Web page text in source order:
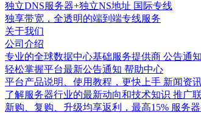
独立DNS服务器+独立NS地址 国际专线
独享带宽，全透明的端到端专线服务
关于我们
公司介绍
专业的全球数据中心基础服务提供商 公告通知
轻松掌握平台最新公告通知 帮助中心
平台产品说明、使用教程，更快上手 新闻资
了解服务器行业的最新动向和技术知识 推广
新购、复购、升级均享返利，最高15% 服务